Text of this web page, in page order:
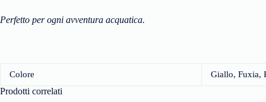
Perfetto per ogni avventura acquatica.
Colore Giallo, Fuxia,
Prodotti correlati